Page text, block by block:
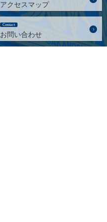
アクセスマップ
Contact
お問い合わせ